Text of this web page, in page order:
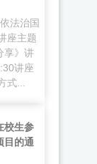
法治国
座主题
享》讲
讲座
式...
校生参
目的通